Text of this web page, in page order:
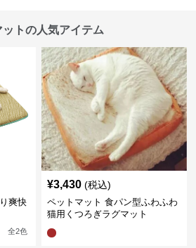
トの人気アイテム
爽快
全2色
¥3,430 (税込)
ペットマット 食パン型ふわふわ
猫用くつろぎラグマット